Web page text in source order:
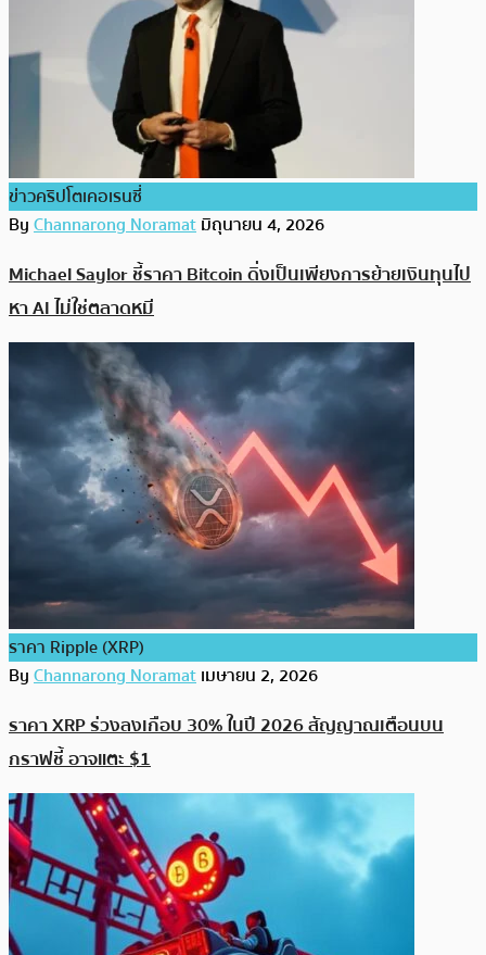
ข่าวคริปโตเคอเรนซี่
ByChannarong Noramatมิถุนายน 4, 2026
Michael Saylor ชี้ราคา Bitcoin ดิ่งเป็นเพียงการย้ายเงินทุนไป
หา AI ไม่ใช่ตลาดหมี
ราคา Ripple (XRP)
ByChannarong Noramatเมษายน 2, 2026
ราคา XRP ร่วงลงเกือบ 30% ในปี 2026 สัญญาณเตือนบน
กราฟชี้ อาจแตะ $1